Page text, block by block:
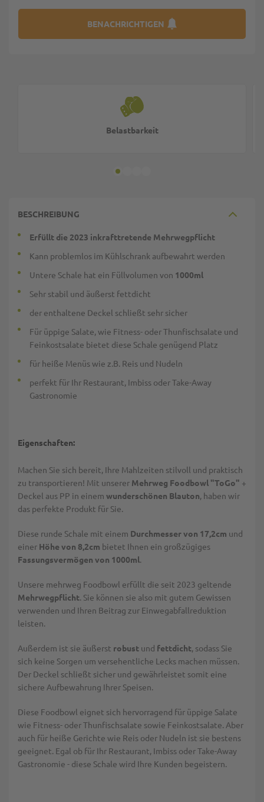
BENACHRICHTIGEN
Belastbarkeit
BESCHREIBUNG
Erfüllt die 2023 inkrafttretende Mehrwegpflicht
Kann problemlos im Kühlschrank aufbewahrt werden
Untere Schale hat ein Füllvolumen von 1000ml
Sehr stabil und äußerst fettdicht
der enthaltene Deckel schließt sehr sicher
Für üppige Salate, wie Fitness- oder Thunfischsalate und
Feinkostsalate bietet diese Schale genügend Platz
für heiße Menüs wie z.B. Reis und Nudeln
perfekt für Ihr Restaurant, Imbiss oder Take-Away
Gastronomie
Eigenschaften:
Machen Sie sich bereit, Ihre Mahlzeiten stilvoll und praktisch
zu transportieren! Mit unserer Mehrweg Foodbowl "ToGo" +
Deckel aus PP in einem wunderschönen Blauton, haben wir
das perfekte Produkt für Sie.
Diese runde Schale mit einem Durchmesser von 17,2cm und
einer Höhe von 8,2cm bietet Ihnen ein großzügiges
Fassungsvermögen von 1000ml.
Unsere mehrweg Foodbowl erfüllt die seit 2023 geltende
Mehrwegpflicht. Sie können sie also mit gutem Gewissen
verwenden und Ihren Beitrag zur Einwegabfallreduktion
leisten.
Außerdem ist sie äußerst robust und fettdicht, sodass Sie
sich keine Sorgen um versehentliche Lecks machen müssen.
Der Deckel schließt sicher und gewährleistet somit eine
sichere Aufbewahrung Ihrer Speisen.
Diese Foodbowl eignet sich hervorragend für üppige Salate
wie Fitness- oder Thunfischsalate sowie Feinkostsalate. Aber
auch für heiße Gerichte wie Reis oder Nudeln ist sie bestens
geeignet. Egal ob für Ihr Restaurant, Imbiss oder Take-Away
Gastronomie - diese Schale wird Ihre Kunden begeistern.